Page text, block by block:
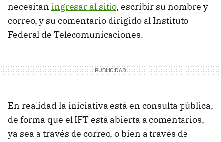
necesitan ingresar al sitio, escribir su nombre y
correo, y su comentario dirigido al Instituto
Federal de Telecomunicaciones.
En realidad la iniciativa está en consulta pública,
de forma que el IFT está abierta a comentarios,
ya sea a través de correo, o bien a través de